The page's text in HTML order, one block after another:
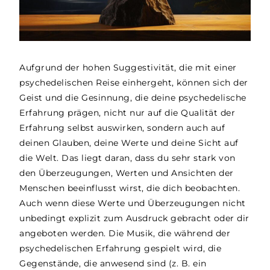
Aufgrund der hohen Suggestivität, die mit einer
psychedelischen Reise einhergeht, können sich der
Geist und die Gesinnung, die deine psychedelische
Erfahrung prägen, nicht nur auf die Qualität der
Erfahrung selbst auswirken, sondern auch auf
deinen Glauben, deine Werte und deine Sicht auf
die Welt. Das liegt daran, dass du sehr stark von
den Überzeugungen, Werten und Ansichten der
Menschen beeinflusst wirst, die dich beobachten.
Auch wenn diese Werte und Überzeugungen nicht
unbedingt explizit zum Ausdruck gebracht oder dir
angeboten werden. Die Musik, die während der
psychedelischen Erfahrung gespielt wird, die
Gegenstände, die anwesend sind (z. B. ein